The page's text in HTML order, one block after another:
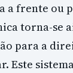
a frente ou
torna-se
para a
Este